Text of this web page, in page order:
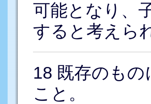
可能となり、
すると考えら
18 既存のも
こと。